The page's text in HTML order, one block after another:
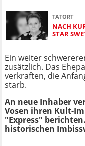
TATORT
NACH
STAR
Ein weiter
zusätzlich. Das
verkraften, die
starb.
An neue Inhaber
Vosen ihren Kult-
"Express"
historischen